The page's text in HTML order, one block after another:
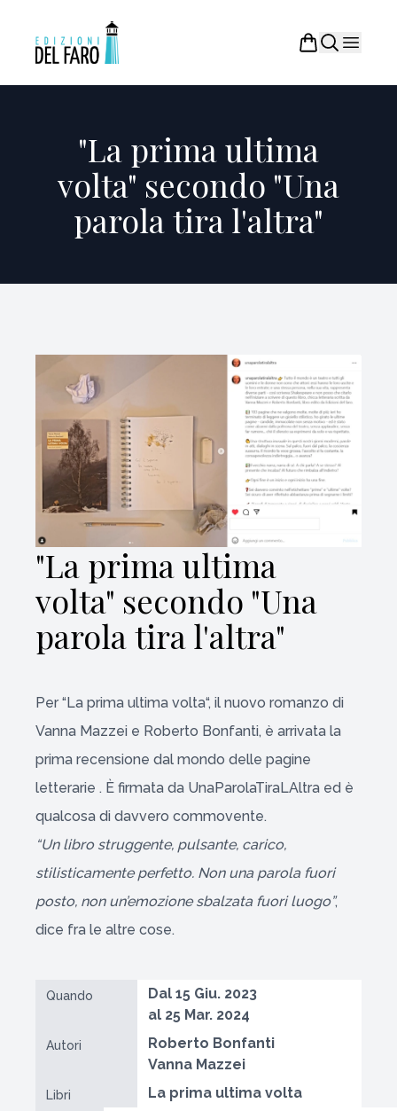
"La prima ultima
volta" secondo "Una
parola tira l'altra"
"La prima ultima
volta" secondo "Una
parola tira l'altra"
Per “La prima ultima volta“, il nuovo romanzo di
Vanna Mazzei e Roberto Bonfanti, è arrivata la
prima recensione dal mondo delle pagine
letterarie . È firmata da UnaParolaTiraLAltra ed è
qualcosa di davvero commovente.
“Un libro struggente, pulsante, carico,
stilisticamente perfetto. Non una parola fuori
posto, non un’emozione sbalzata fuori luogo”,
dice fra le altre cose.
Quando
Dal 15 Giu. 2023
al 25 Mar. 2024
Autori
Roberto Bonfanti
Vanna Mazzei
Libri La prima ultima volta